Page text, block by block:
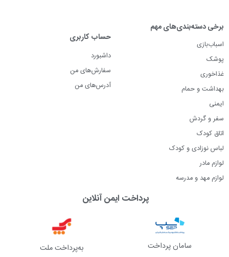
برخی دسته‌بندی‌های مهم
اسباب‌بازی
پوشک
غذاخوری
بهداشت و حمام
ایمنی
سفر و گردش
اتاق کودک
لباس نوزادی و کودک
لوازم مادر
لوازم مهد و مدرسه
حساب کاربری
داشبورد
سفارش‌های من
آدرس‌های من
پرداخت ایمن آنلاین
سامان پرداخت به‌پرداخت ملت